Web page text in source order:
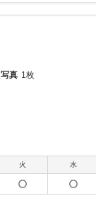
写真 1枚
火 水